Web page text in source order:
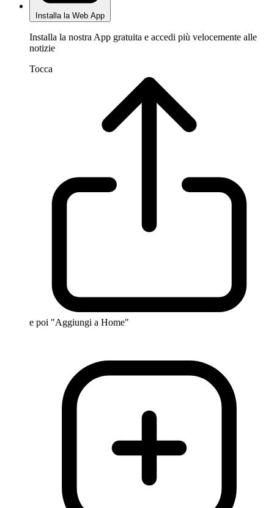
Installa la Web App
Installa la nostra App gratuita e accedi più velocemente alle
notizie
Tocca
e poi "Aggiungi a Home"